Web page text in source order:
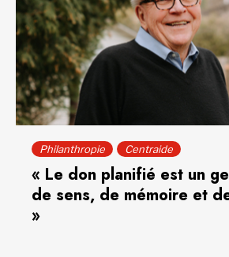
Philanthropie Centraide
« Le don planifié est un
de sens, de mémoire et
»